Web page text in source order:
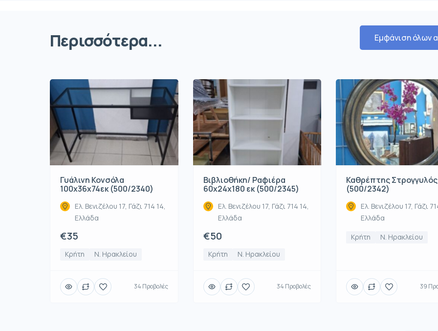
Περισσότερα... Εμφάνιση όλων
Γυάλινη Κονσόλα
100x36x74εκ (500/2340)
Ελ. Βενιζέλου 17, Γάζι 714 14,
Ελλάδα
€35
Κρήτη Ν. Ηρακλείου
34 Προβολές
Βιβλιοθήκη/ Ραφιέρα
60x24x180 εκ (500/2345)
Ελ. Βενιζέλου 17, Γάζι 714 14,
Ελλάδα
€50
Κρήτη Ν. Ηρακλείου
34 Προβολές
Καθρέπτης Στρογγυλός
(500/2342)
Ελ. Βενιζέλου 17, Γάζι
Ελλάδα
Κρήτη Ν. Ηρακλείου
39